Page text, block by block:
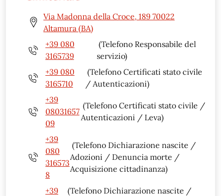
Via Madonna della Croce, 189 70022
Altamura (BA)
+39 080
3165739
(Telefono Responsabile del
servizio)
+39 080
3165710
(Telefono Certificati stato civile
/ Autenticazioni)
+39
08031657
09
(Telefono Certificati stato civile /
Autenticazioni / Leva)
+39
080
316573
8
(Telefono Dichiarazione nascite /
Adozioni / Denuncia morte /
Acquisizione cittadinanza)
+39
(Telefono Dichiarazione nascite /